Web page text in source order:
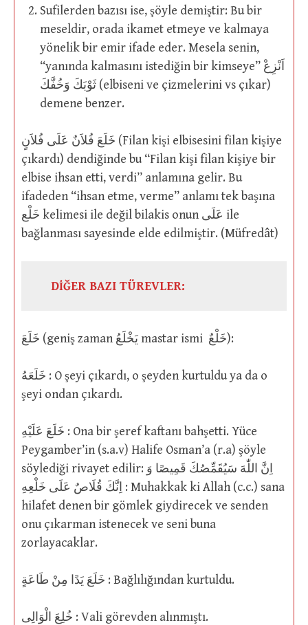
Sufilerden bazısı ise, şöyle demiştir: Bu bir
meseldir, orada ikamet etmeye ve kalmaya
yönelik bir emir ifade eder. Mesela senin,
“yanında kalmasını istediğin bir kimseye” اَنْزِعْ
ثَوْبَكَ وَخُفَّكَ (elbiseni ve çizmelerini vs çıkar)
demene benzer.
خَلَعَ فُلاَنٌ عَلَى فُلاَنٍ (Filan kişi elbisesini filan kişiye
çıkardı) dendiğinde bu “Filan kişi filan kişiye bir
elbise ihsan etti, verdi” anlamına gelir. Bu
ifadeden “ihsan etme, verme” anlamı tek başına
خَلْع kelimesi ile değil bilakis onun عَلَى ile
bağlanması sayesinde elde edilmiştir. (Müfredât)
DİĞER BAZI TÜREVLER:
خَلَعَ (geniş zaman يَخْلَعُ mastar ismi خَلْعٌ):
خَلَعَهُ : O şeyi çıkardı, o şeyden kurtuldu ya da o
şeyi ondan çıkardı.
خَلَعَ عَلَيْهِ : Ona bir şeref kaftanı bahşetti. Yüce
Peygamber’in (s.a.v) Halife Osman’a (r.a) şöyle
söylediği rivayet edilir: اِنَّ اللّٰهَ سَيُقَمِّصُكَ قَمِيصًا وَ
اِنَّكَ قُلَاصٌ عَلَى خَلْعِهِ : Muhakkak ki Allah (c.c.) sana
hilafet denen bir gömlek giydirecek ve senden
onu çıkarman istenecek ve seni buna
zorlayacaklar.
خَلَعَ يَدًا مِنْ طَاعَةٍ : Bağlılığından kurtuldu.
خُلِعَ الْوَالِى : Vali görevden alınmıştı.